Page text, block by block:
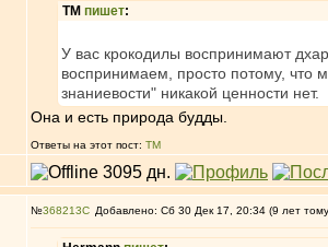
ТМ пишет:
У вас крокодилы воспринимают
воспринимаем, просто потому, что
знаниевости" никакой ценности нет.
Она и есть природа будды.
Ответы на этот пост: ТМ
№368213 Добавлено: Сб 30 Дек 17, 20:34 (9 лет